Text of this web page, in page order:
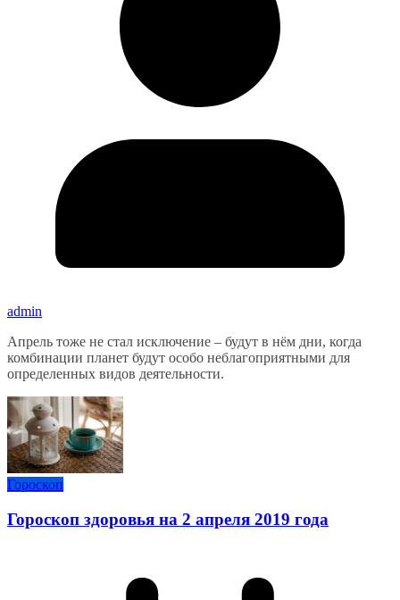
admin
Апрель тоже не стал исключение – будут в нём дни, когда
комбинации планет будут особо неблагоприятными для
определенных видов деятельности.
Гороскоп
Гороскоп здоровья на 2 апреля 2019 года